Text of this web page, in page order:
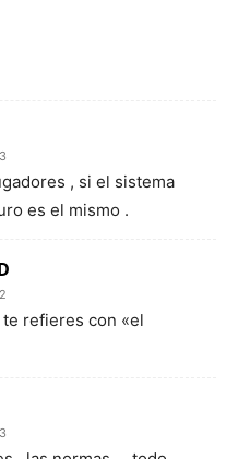
, si el sistema
es el mismo .
refieres con «el